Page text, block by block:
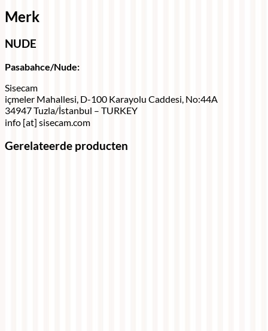
Merk
NUDE
Pasabahce/Nude:
Sisecam
içmeler Mahallesi, D-100 Karayolu Caddesi, No:44A
34947 Tuzla/İstanbul – TURKEY
info [at] sisecam.com
Gerelateerde producten